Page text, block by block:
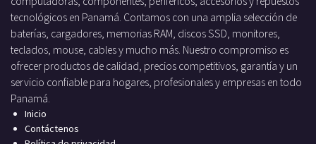
tecnológicos en Panamá. Contamos con una amplia selección de
baterías, cargadores, memorias RAM, discos SSD, monitores,
teclados, mouse, cables y mucho más. Nuestro compromiso es
ofrecer productos de calidad, precios competitivos, garantía y un
servicio confiable para hogares, profesionales y empresas en todo
Panamá.
Inicio
Contáctenos